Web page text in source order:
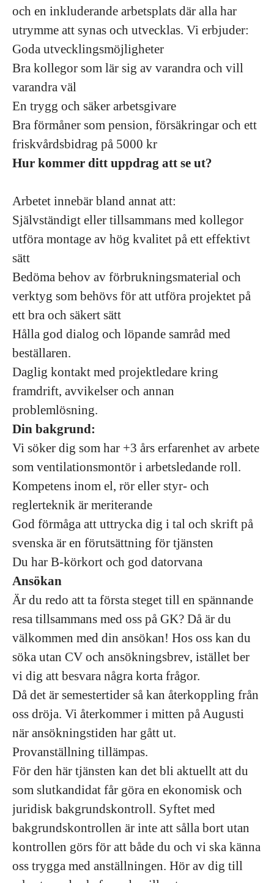
och en inkluderande arbetsplats där alla har
utrymme att synas och utvecklas. Vi erbjuder:
Goda utvecklingsmöjligheter
Bra kollegor som lär sig av varandra och vill
varandra väl
En trygg och säker arbetsgivare
Bra förmåner som pension, försäkringar och ett
friskvårdsbidrag på 5000 kr
Hur kommer ditt uppdrag att se ut?
Arbetet innebär bland annat att:
Självständigt eller tillsammans med kollegor
utföra montage av hög kvalitet på ett effektivt
sätt
Bedöma behov av förbrukningsmaterial och
verktyg som behövs för att utföra projektet på
ett bra och säkert sätt
Hålla god dialog och löpande samråd med
beställaren.
Daglig kontakt med projektledare kring
framdrift, avvikelser och annan
problemlösning.
Din bakgrund:
Vi söker dig som har +3 års erfarenhet av arbete
som ventilationsmontör i arbetsledande roll.
Kompetens inom el, rör eller styr- och
reglerteknik är meriterande
God förmåga att uttrycka dig i tal och skrift på
svenska är en förutsättning för tjänsten
Du har B-körkort och god datorvana
Ansökan
Är du redo att ta första steget till en spännande
resa tillsammans med oss på GK? Då är du
välkommen med din ansökan! Hos oss kan du
söka utan CV och ansökningsbrev, istället ber
vi dig att besvara några korta frågor.
Då det är semestertider så kan återkoppling från
oss dröja. Vi återkommer i mitten på Augusti
när ansökningstiden har gått ut.
Provanställning tillämpas.
För den här tjänsten kan det bli aktuellt att du
som slutkandidat får göra en ekonomisk och
juridisk bakgrundskontroll. Syftet med
bakgrundskontrollen är inte att sålla bort utan
kontrollen görs för att både du och vi ska känna
oss trygga med anställningen. Hör av dig till